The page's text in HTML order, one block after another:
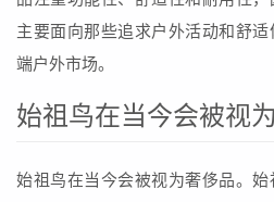
主要面向那些追求户外活动和舒
端户外市场。
始祖鸟在当今会被视
始祖鸟在当今会被视为奢侈品。始